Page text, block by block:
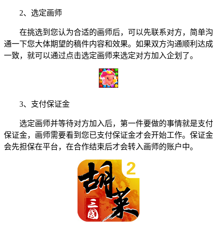
2、选定画师
在挑选到您认为合适的画师后，可以先联系对方，简单沟
通一下您大体期望的稿件内容和效果。如果双方沟通顺利达成
一致，就可以通过点击选定画师来选定对方加入企划了。
3、支付保证金
选定画师并等待对方加入后，第一件要做的事情就是支付
保证金，画师需要看到您已支付保证金才会开始工作。保证金
会先担保在平台，在合作结束后才会转入画师的账户中。